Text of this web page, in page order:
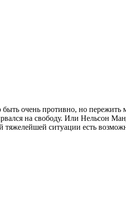
очень противно, но пережить
на свободу. Или Нельсон
ситуации есть